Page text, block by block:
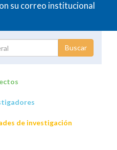
su correo institucional
de investigación